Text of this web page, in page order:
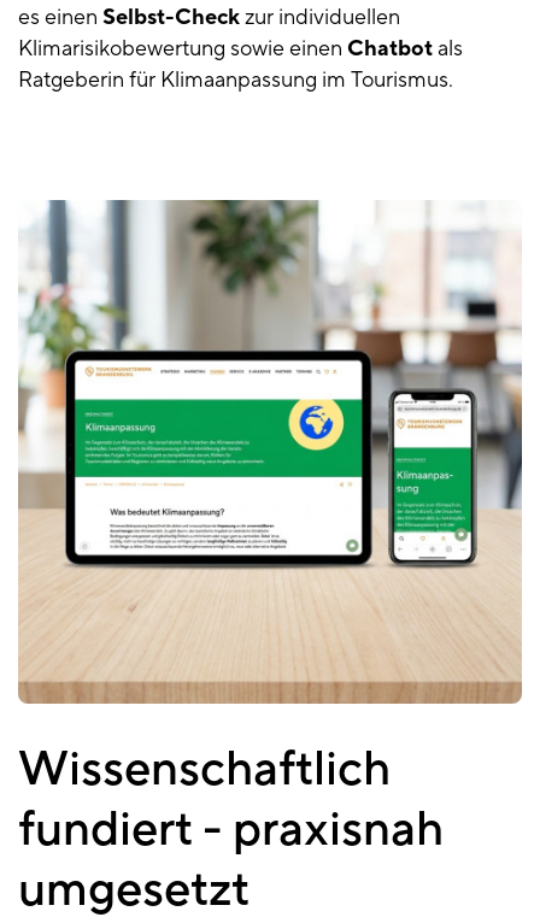
es einen Selbst-Checkzur individuellen
Klimarisikobewertung sowie einen Chatbotals
Ratgeberin für Klimaanpassung im Tourismus.
Wissenschaftlich
fundiert - praxisnah
umgesetzt